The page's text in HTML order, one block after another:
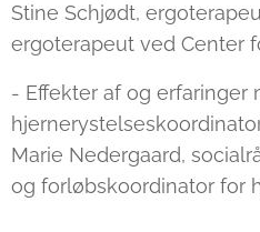
Stine Schjødt,
ergoterapeut ved Center
- Effekter af og erfaringer
Marie Nedergaard,
og forløbskoordinator for